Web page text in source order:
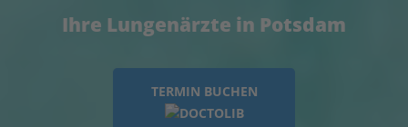
Ihre Lungenärzte in Potsdam
TERMIN BUCHEN